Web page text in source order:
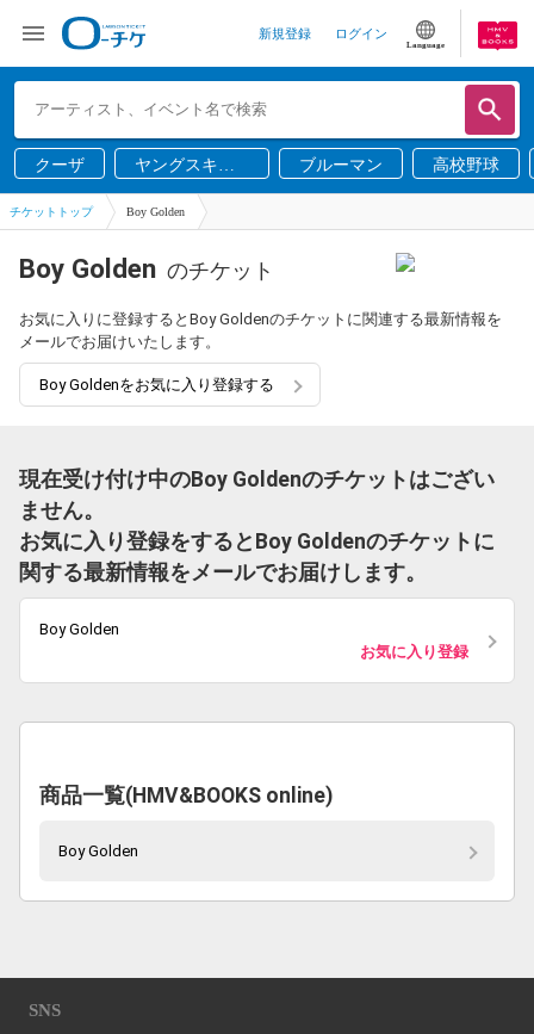
新規登録 ログイン
Language
クーザ
ヤングスキニ
ー
ブルーマン 高校野球
チケットトップ Boy Golden
Boy Golden のチケット
お気に入りに登録するとBoy Goldenのチケットに関連する最新情報を
メールでお届けいたします。
Boy Goldenをお気に入り登録する
現在受け付け中のBoy Goldenのチケットはござい
ません。
お気に入り登録をするとBoy Goldenのチケットに
関する最新情報をメールでお届けします。
Boy Golden
お気に入り登録
商品一覧(HMV&BOOKS online)
Boy Golden
SNS